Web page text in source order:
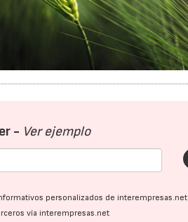
- Ver ejemplo
personalizados de interempresas.net
vía interempresas.net